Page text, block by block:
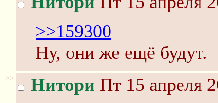
>>159300
Ну, они же ещё будут.
>> Нитори Пт 15 апреля